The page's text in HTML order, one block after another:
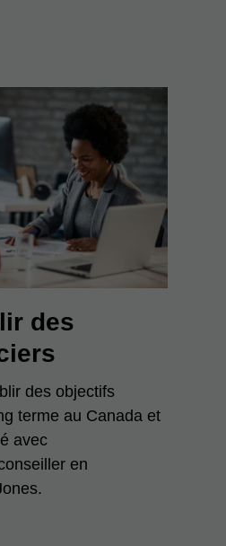
des
des objectifs
terme au Canada et
avec
en